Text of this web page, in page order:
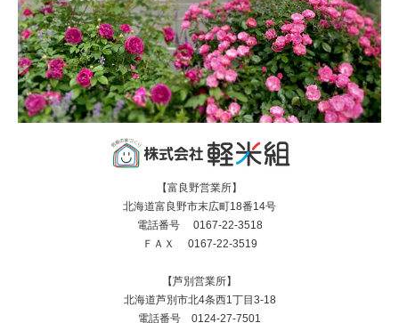
【富良野営業所】
北海道富良野市末広町18番14号
電話番号 0167-22-3518
ＦＡＸ 0167-22-3519
【芦別営業所】
北海道芦別市北4条西1丁目3-18
電話番号 0124-27-7501